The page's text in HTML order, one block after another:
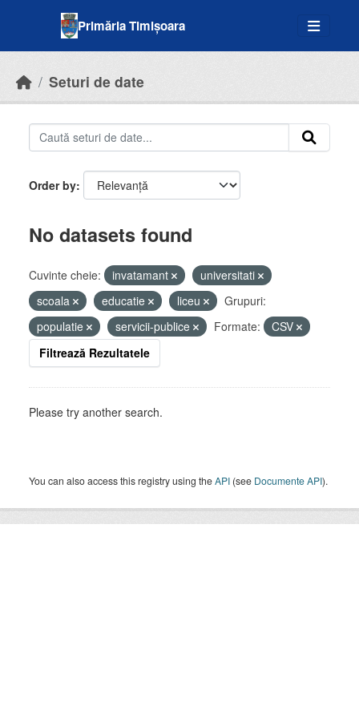
Primăria Timișoara
Seturi de date
Order by
No datasets found
Cuvinte cheie: invatamant
universitati
scoala
educatie liceu
Grupuri:
populatie
servicii-publice Formate:
CSV
Filtrează Rezultatele
Please try another search.
You can also access this registry using theAPI (see Documente API).